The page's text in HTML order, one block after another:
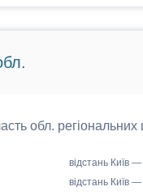
обл.
відстань Київ
відстань Київ